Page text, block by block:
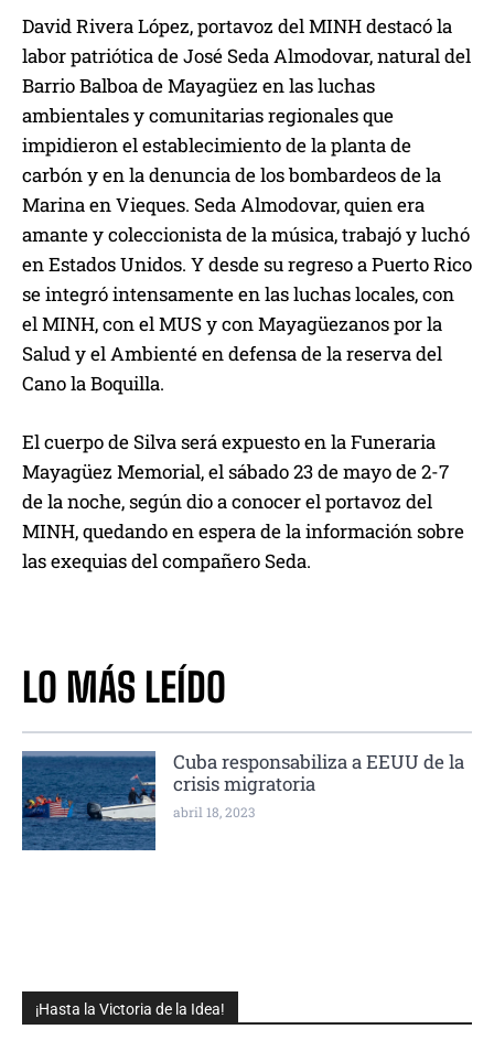
¡Hasta la Victoria de la Idea!
David Rivera López, portavoz del MINH destacó la
labor patriótica de José Seda Almodovar, natural del
Barrio Balboa de Mayagüez en las luchas
ambientales y comunitarias regionales que
impidieron el establecimiento de la planta de
carbón y en la denuncia de los bombardeos de la
Marina en Vieques. Seda Almodovar, quien era
amante y coleccionista de la música, trabajó y luchó
en Estados Unidos. Y desde su regreso a Puerto Rico
se integró intensamente en las luchas locales, con
el MINH, con el MUS y con Mayagüezanos por la
Salud y el Ambienté en defensa de la reserva del
Cano la Boquilla.
El cuerpo de Silva será expuesto en la Funeraria
Mayagüez Memorial, el sábado 23 de mayo de 2-7
de la noche, según dio a conocer el portavoz del
MINH, quedando en espera de la información sobre
las exequias del compañero Seda.
LO MÁS LEÍDO
Cuba responsabiliza a EEUU de la
crisis migratoria
abril 18, 2023